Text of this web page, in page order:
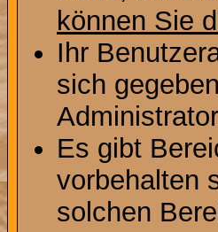
können Sie
Ihr
sich
Es gibt
vorbehalten
solchen